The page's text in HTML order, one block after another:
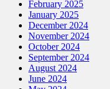
February 2025
January 2025
December 2024
November 2024
October 2024
September 2024
August 2024
June 2024